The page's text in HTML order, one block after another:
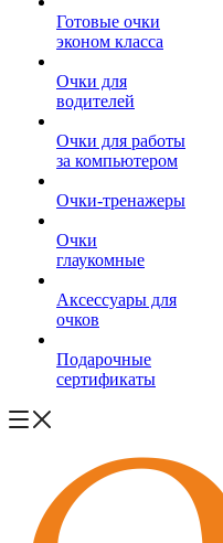
Готовые очки
эконом класса
Очки для
водителей
Очки для работы
за компьютером
Очки-тренажеры
Очки
глаукомные
Аксессуары для
очков
Подарочные
сертификаты